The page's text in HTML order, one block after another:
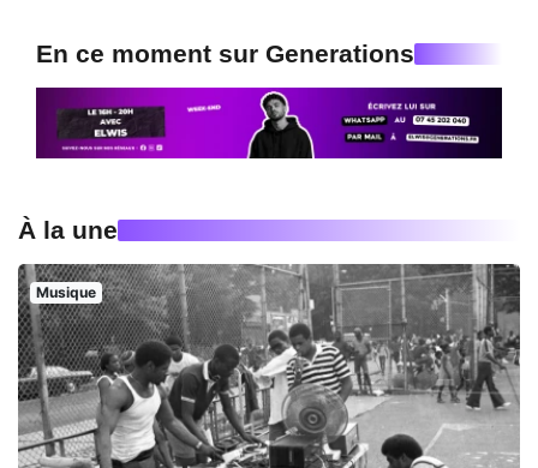
En ce moment sur Generations
À la une
Musique